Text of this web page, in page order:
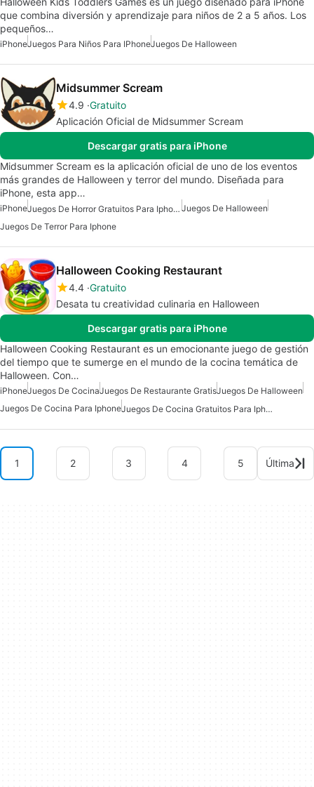
que combina diversión y aprendizaje para niños de 2 a 5 años. Los
pequeños…
iPhoneJuegos Para Niños Para IPhoneJuegos De Halloween
Midsummer Scream
4.9 Gratuito
Aplicación Oficial de Midsummer Scream
Descargar gratis para iPhone
Midsummer Scream es la aplicación oficial de uno de los eventos
más grandes de Halloween y terror del mundo. Diseñada para
iPhone, esta app…
iPhone Juegos De Horror Gratuitos Para Iphone Juegos De Halloween
Juegos De Terror Para Iphone
Halloween Cooking Restaurant
4.4 Gratuito
Desata tu creatividad culinaria en Halloween
Descargar gratis para iPhone
Halloween Cooking Restaurant es un emocionante juego de gestión
del tiempo que te sumerge en el mundo de la cocina temática de
Halloween. Con…
iPhoneJuegos De CocinaJuegos De Restaurante GratisJuegos De Halloween
Juegos De Cocina Para Iphone
Juegos De Cocina Gratuitos Para Iphone
1 2 3 4 5 Última